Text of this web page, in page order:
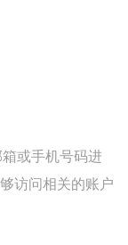
或手机号码进
访问相关的账户